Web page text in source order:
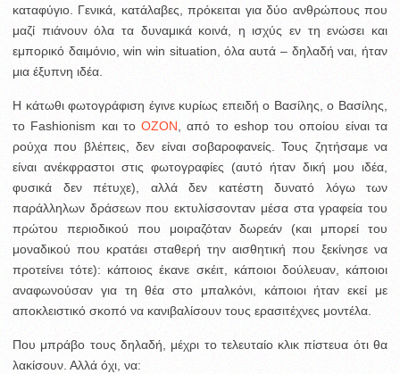
καταφύγιο. Γενικά, κατάλαβες, πρόκειται για δύο ανθρώπους που
μαζί πιάνουν όλα τα δυναμικά κοινά, η ισχύς εν τη ενώσει και
εμπορικό δαιμόνιο, win win situation, όλα αυτά – δηλαδή ναι, ήταν
μια έξυπνη ιδέα.
Η κάτωθι φωτογράφιση έγινε κυρίως επειδή ο Βασίλης, ο Βασίλης,
το Fashionism και τοOZON, από το eshop του οποίου είναι τα
ρούχα που βλέπεις, δεν είναι σοβαροφανείς. Τους ζητήσαμε να
είναι ανέκφραστοι στις φωτογραφίες (αυτό ήταν δική μου ιδέα,
φυσικά δεν πέτυχε), αλλά δεν κατέστη δυνατό λόγω των
παράλληλων δράσεων που εκτυλίσσονταν μέσα στα γραφεία του
πρώτου περιοδικού που μοιραζόταν δωρεάν (και μπορεί του
μοναδικού που κρατάει σταθερή την αισθητική που ξεκίνησε να
προτείνει τότε): κάποιος έκανε σκέιτ, κάποιοι δούλευαν, κάποιοι
αναφωνούσαν για τη θέα στο μπαλκόνι, κάποιοι ήταν εκεί με
αποκλειστικό σκοπό να κανιβαλίσουν τους ερασιτέχνες μοντέλα.
Που μπράβο τους δηλαδή, μέχρι το τελευταίο κλικ πίστευα ότι θα
λακίσουν. Αλλά όχι, να: